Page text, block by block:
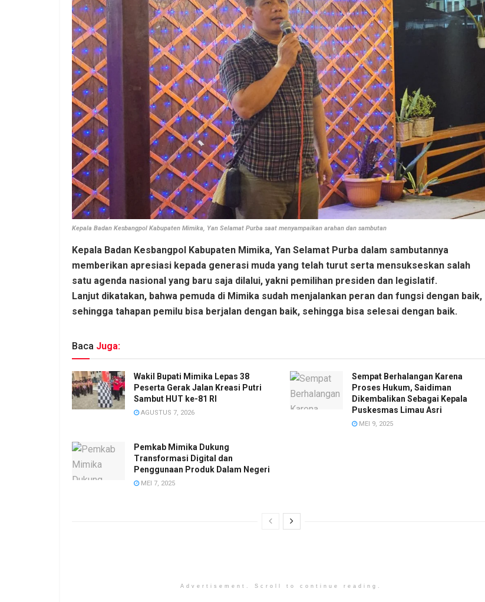
Kepala Badan Kesbangpol Kabupaten Mimika, Yan Selamat Purba saat menyampaikan arahan dan sambutan
Kepala Badan Kesbangpol Kabupaten Mimika, Yan Selamat Purba dalam sambutannya
memberikan apresiasi kepada generasi muda yang telah turut serta mensukseskan salah
satu agenda nasional yang baru saja dilalui, yakni pemilihan presiden dan legislatif.
Lanjut dikatakan, bahwa pemuda di Mimika sudah menjalankan peran dan fungsi dengan baik,
sehingga tahapan pemilu bisa berjalan dengan baik, sehingga bisa selesai dengan baik.
Baca Juga:
Wakil Bupati Mimika Lepas 38
Peserta Gerak Jalan Kreasi Putri
Sambut HUT ke-81 RI
AGUSTUS 7, 2026
Sempat Berhalangan Karena
Proses Hukum, Saidiman
Dikembalikan Sebagai Kepala
Puskesmas Limau Asri
MEI 9, 2025
Pemkab Mimika Dukung
Transformasi Digital dan
Penggunaan Produk Dalam Negeri
MEI 7, 2025
Advertisement. Scroll to continue reading.